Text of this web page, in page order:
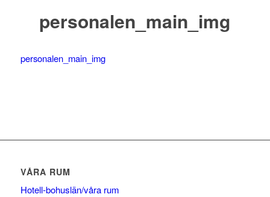
personalen_main_img
personalen_main_img
VÅRA RUM
Hotell-bohuslän/våra rum